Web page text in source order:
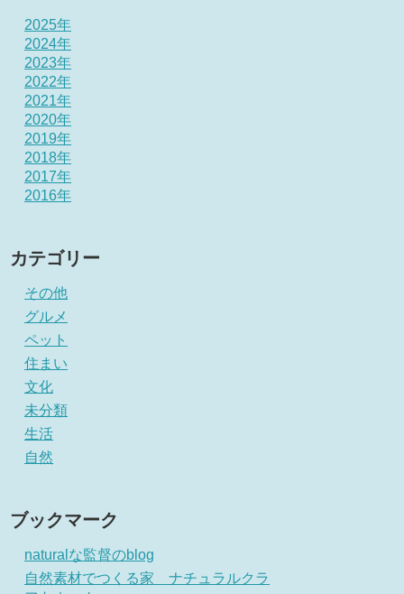
2025年
2024年
2023年
2022年
2021年
2020年
2019年
2018年
2017年
2016年
カテゴリー
その他
グルメ
ペット
住まい
文化
未分類
生活
自然
ブックマーク
naturalな監督のblog
自然素材でつくる家 ナチュラルクラ